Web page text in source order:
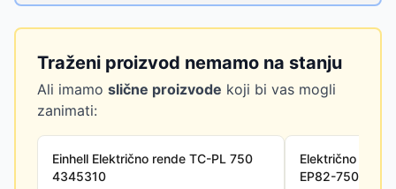
Traženi proizvod nemamo na stanju
Ali imamo slične proizvode koji bi vas mogli
zanimati:
Einhell Električno rende TC-PL 750
4345310
Električno
EP82-750